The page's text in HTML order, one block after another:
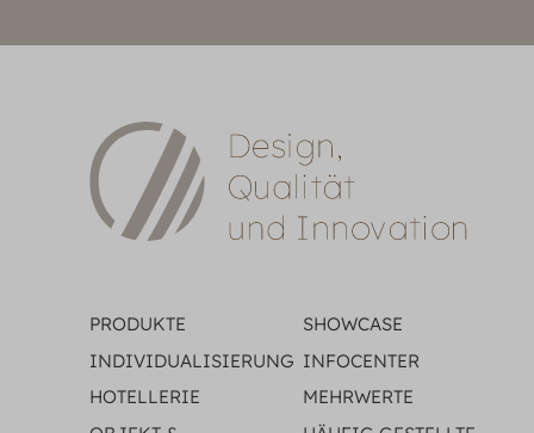
PRODUKTE
INDIVIDUALISIERUNG
HOTELLERIE
SHOWCASE
INFOCENTER
MEHRWERTE